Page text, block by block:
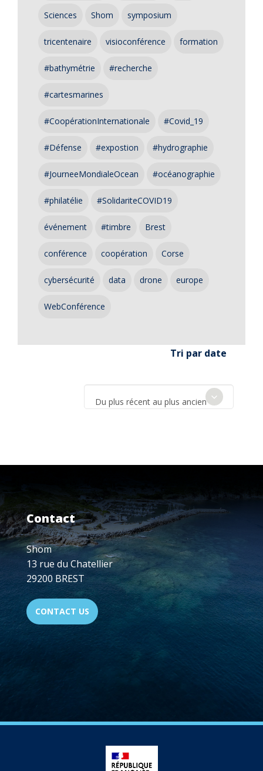
Sciences Shom symposium
tricentenaire visioconférence formation
#bathymétrie #recherche
#cartesmarines
#CoopérationInternationale #Covid_19
#Défense #expostion #hydrographie
#JourneeMondialeOcean #océanographie
#philatélie #SolidariteCOVID19
événement #timbre Brest
conférence coopération Corse
cybersécurité data drone europe
WebConférence
Tri par date
Du plus récent au plus ancien
Contact
Shom
13 rue du Chatellier
29200 BREST
CONTACT US